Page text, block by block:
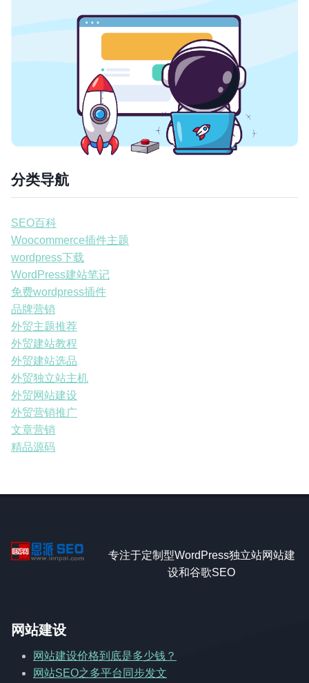
分类导航
SEO百科
Woocommerce插件主题
wordpress下载
WordPress建站笔记
免费wordpress插件
品牌营销
外贸主题推荐
外贸建站教程
外贸建站选品
外贸独立站主机
外贸网站建设
外贸营销推广
文章营销
精品源码
专注于定制型WordPress独立站网站建
设和谷歌SEO
网站建设
网站建设价格到底是多少钱？
网站SEO之多平台同步发文